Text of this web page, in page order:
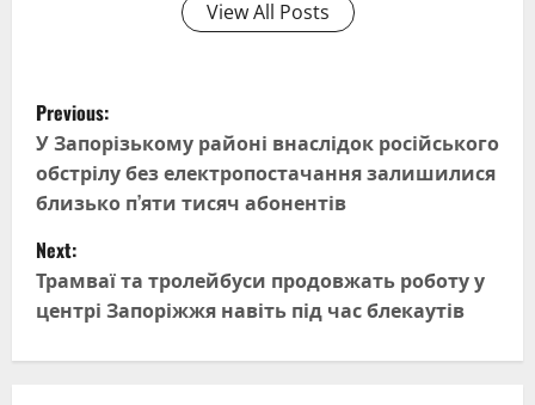
View All Posts
P
o
s
t
n
a
Previous:
У Запорізькому районі внаслідок російського
обстрілу без електропостачання залишилися
близько п’яти тисяч абонентів
Next:
Трамваї та тролейбуси продовжать роботу у
центрі Запоріжжя навіть під час блекаутів